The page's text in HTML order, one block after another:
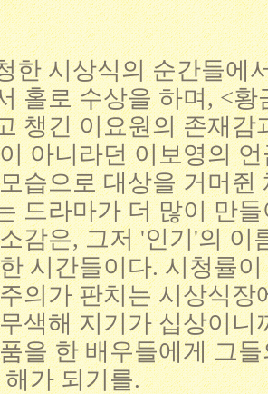
한 시상식의 순간들에
홀로 수상을 하며, <
챙긴 이요원의 존재감
아니라던 이보영의
습으로 대상을 거머쥔
드라마가 더 많이 만
감은, 그저 '인기'의 이
시간들이다. 시청률
의가 판치는 시상식장
색해 지기가 십상이니
을 한 배우들에게 그
가 되기를.